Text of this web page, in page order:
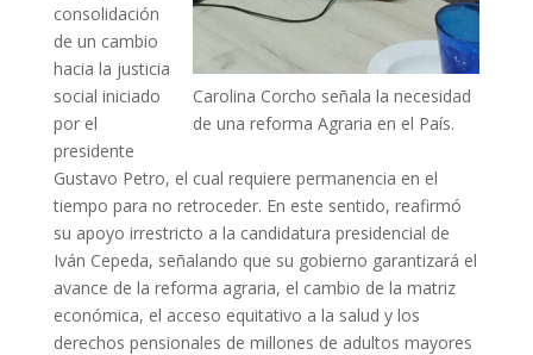
Carolina Corcho señala la necesidad
de una reforma Agraria en el País.
consolidación
de un cambio
hacia la justicia
social iniciado
por el
presidente
Gustavo Petro, el cual requiere permanencia en el
tiempo para no retroceder. En este sentido, reafirmó
su apoyo irrestricto a la candidatura presidencial de
Iván Cepeda, señalando que su gobierno garantizará el
avance de la reforma agraria, el cambio de la matriz
económica, el acceso equitativo a la salud y los
derechos pensionales de millones de adultos mayores